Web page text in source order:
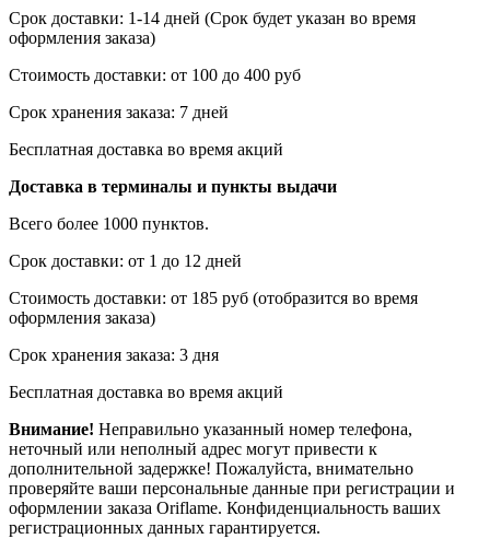
Срок доставки: 1-14 дней (Срок будет указан во время
оформления заказа)
Стоимость доставки: от 100 до 400 руб
Срок хранения заказа: 7 дней
Бесплатная доставка во время акций
Доставка в терминалы и пункты выдачи
Всего более 1000 пунктов.
Срок доставки: от 1 до 12 дней
Стоимость доставки: от 185 руб (отобразится во время
оформления заказа)
Срок хранения заказа: 3 дня
Бесплатная доставка во время акций
Внимание! Неправильно указанный номер телефона,
неточный или неполный адрес могут привести к
дополнительной задержке! Пожалуйста, внимательно
проверяйте ваши персональные данные при регистрации и
оформлении заказа Oriflame. Конфиденциальность ваших
регистрационных данных гарантируется.